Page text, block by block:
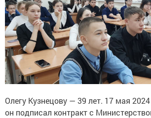
Олегу Кузнецову — 39 лет. 17 мая
он подписал контракт с